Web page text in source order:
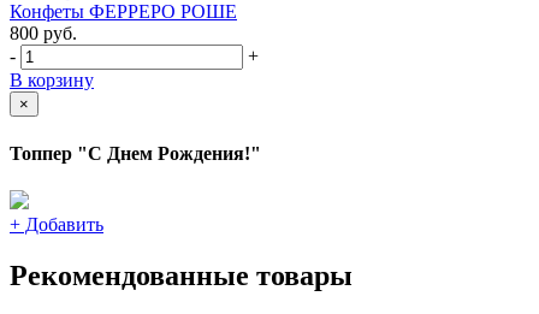
Конфеты ФЕРРЕРО РОШЕ
800 руб.
-
+
В корзину
×
Топпер "С Днем Рождения!"
+ Добавить
Рекомендованные товары